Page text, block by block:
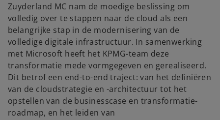
Zuyderland MC nam de moedige beslissing om
volledig over te stappen naar de cloud als een
belangrijke stap in de modernisering van de
volledige digitale infrastructuur. In samenwerking
met Microsoft heeft het KPMG-team deze
transformatie mede vormgegeven en gerealiseerd.
Dit betrof een end-to-end traject: van het definiëren
van de cloudstrategie en -architectuur tot het
opstellen van de businesscase en transformatie-
roadmap, en het leiden van